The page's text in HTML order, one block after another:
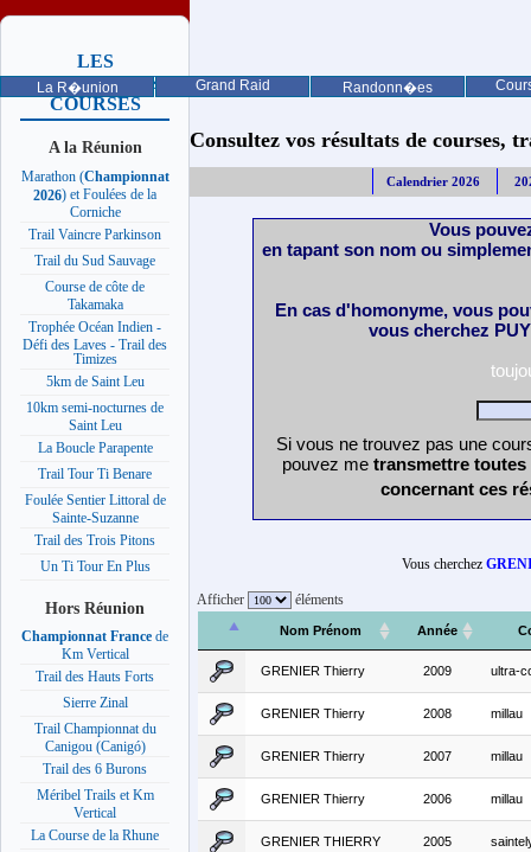
La R�union Grand Raid Randonn�es
LES
PROCHAINES
COURSES
A la Réunion
Marathon (Championnat
2026) et Foulées de la
Corniche
Trail Vaincre Parkinson
Trail du Sud Sauvage
Course de côte de
Takamaka
Trophée Océan Indien -
Défi des Laves - Trail des
Timizes
5km de Saint Leu
10km semi-nocturnes de
Saint Leu
La Boucle Parapente
Trail Tour Ti Benare
Foulée Sentier Littoral de
Sainte-Suzanne
Trail des Trois Pitons
Un Ti Tour En Plus
Hors Réunion
Championnat France de
Km Vertical
Trail des Hauts Forts
Sierre Zinal
Trail Championnat du
Canigou (Canigó)
Trail des 6 Burons
Méribel Trails et Km
Vertical
La Course de la Rhune
Consultez vos résultats de courses,
Calendrier 2026
Vous
en tapant son nom ou
En cas d'homonyme, vous
vous cherchez
Si vous ne trouvez pas une
pouvez me transmettre
concernant ces
Vous cherchez
Afficher éléments
Nom Prénom Année
GRENIER Thierry 2009 ultra-
GRENIER Thierry 2008 millau
GRENIER Thierry 2007 millau
GRENIER Thierry 2006 millau
GRENIER THIERRY 2005